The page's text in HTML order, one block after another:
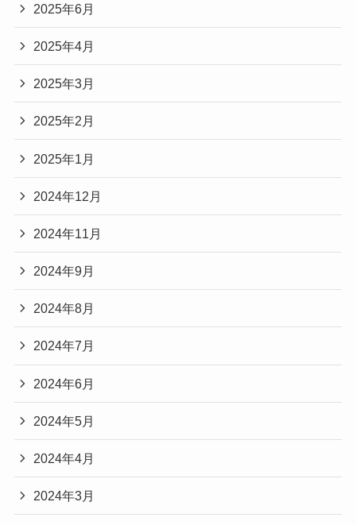
2025年6月
2025年4月
2025年3月
2025年2月
2025年1月
2024年12月
2024年11月
2024年9月
2024年8月
2024年7月
2024年6月
2024年5月
2024年4月
2024年3月